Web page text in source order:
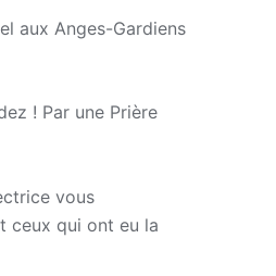
aux Anges-Gardiens
! Par une Prière
vous
ceux qui ont eu la